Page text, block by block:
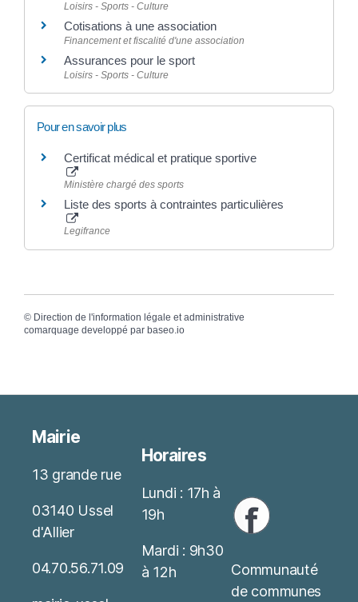
Loisirs - Sports - Culture
Cotisations à une association
Financement et fiscalité d'une association
Assurances pour le sport
Loisirs - Sports - Culture
Pour en savoir plus
Certificat médical et pratique sportive
Ministère chargé des sports
Liste des sports à contraintes particulières
Legifrance
© Direction de l'information légale et administrative
comarquage developpé par baseo.io
Mairie
13 grande rue
03140 Ussel
d'Allier
04.70.56.71.09
Horaires
Lundi : 17h à
19h
Mardi : 9h30
à 12h
Communauté
de communes